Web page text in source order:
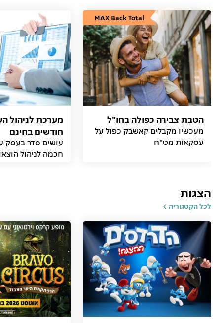
הטבת צבירה כפולה בחו"ל
מעכשיו מקבלים קאשבק כפול על
עסקאות מט"ח
MAX Back Total
חודשים בחינם
עושים סדר בעסק
חכמה לניהול
הצגות
לכל הקטגוריה